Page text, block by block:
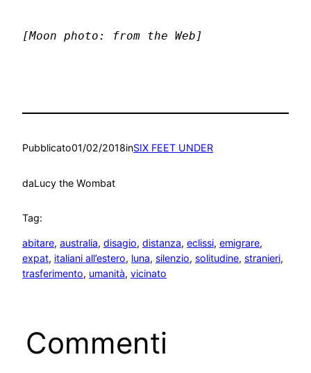
[Moon photo: from the Web]
Pubblicato01/02/2018inSIX FEET UNDER
daLucy the Wombat
Tag:
abitare, australia, disagio, distanza, eclissi, emigrare
expat, italiani all’estero, luna, silenzio, solitudine, stranieri
trasferimento, umanità, vicinato
Commenti